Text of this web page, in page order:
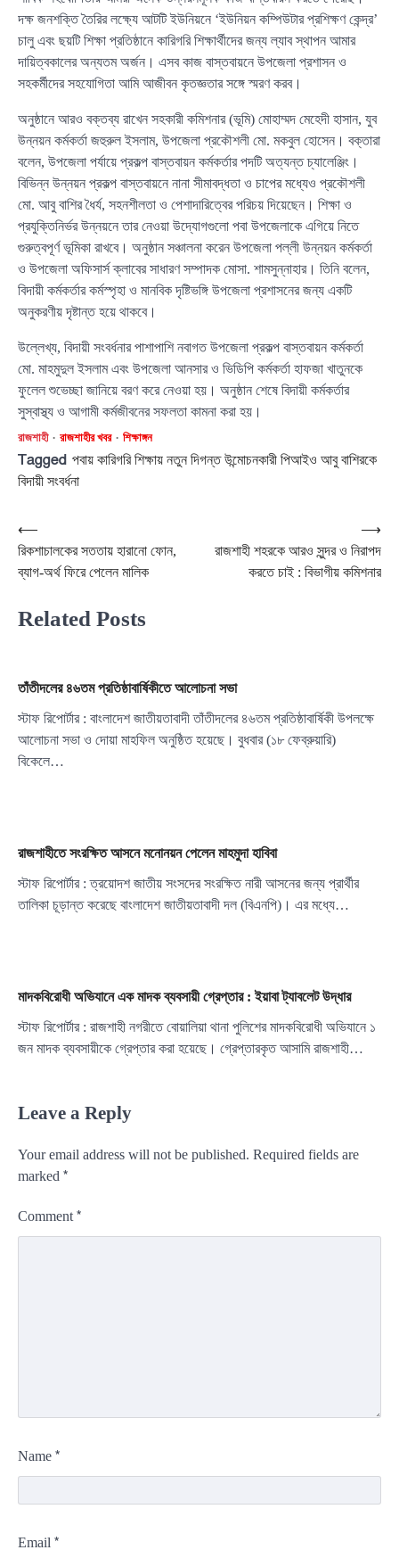
দক্ষ জনশক্তি তৈরির লক্ষ্যে আটটি ইউনিয়নে ‘ইউনিয়ন কম্পিউটার প্রশিক্ষণ কেন্দ্র’
চালু এবং ছয়টি শিক্ষা প্রতিষ্ঠানে কারিগরি শিক্ষার্থীদের জন্য ল্যাব স্থাপন আমার
দায়িত্বকালের অন্যতম অর্জন। এসব কাজ বাস্তবায়নে উপজেলা প্রশাসন ও
সহকর্মীদের সহযোগিতা আমি আজীবন কৃতজ্ঞতার সঙ্গে স্মরণ করব।
অনুষ্ঠানে আরও বক্তব্য রাখেন সহকারী কমিশনার (ভূমি) মোহাম্মদ মেহেদী হাসান, যুব
উন্নয়ন কর্মকর্তা জহুরুল ইসলাম, উপজেলা প্রকৌশলী মো. মকবুল হোসেন। বক্তারা
বলেন, উপজেলা পর্যায়ে প্রকল্প বাস্তবায়ন কর্মকর্তার পদটি অত্যন্ত চ্যালেঞ্জিং।
বিভিন্ন উন্নয়ন প্রকল্প বাস্তবায়নে নানা সীমাবদ্ধতা ও চাপের মধ্যেও প্রকৌশলী
মো. আবু বাশির ধৈর্য, সহনশীলতা ও পেশাদারিত্বের পরিচয় দিয়েছেন। শিক্ষা ও
প্রযুক্তিনির্ভর উন্নয়নে তার নেওয়া উদ্যোগগুলো পবা উপজেলাকে এগিয়ে নিতে
গুরুত্বপূর্ণ ভূমিকা রাখবে। অনুষ্ঠান সঞ্চালনা করেন উপজেলা পল্লী উন্নয়ন কর্মকর্তা
ও উপজেলা অফিসার্স ক্লাবের সাধারণ সম্পাদক মোসা. শামসুন্নাহার। তিনি বলেন,
বিদায়ী কর্মকর্তার কর্মস্পৃহা ও মানবিক দৃষ্টিভঙ্গি উপজেলা প্রশাসনের জন্য একটি
অনুকরণীয় দৃষ্টান্ত হয়ে থাকবে।
উল্লেখ্য, বিদায়ী সংবর্ধনার পাশাপাশি নবাগত উপজেলা প্রকল্প বাস্তবায়ন কর্মকর্তা
মো. মাহমুদুল ইসলাম এবং উপজেলা আনসার ও ভিডিপি কর্মকর্তা হাফজা খাতুনকে
ফুলেল শুভেচ্ছা জানিয়ে বরণ করে নেওয়া হয়। অনুষ্ঠান শেষে বিদায়ী কর্মকর্তার
সুস্বাস্থ্য ও আগামী কর্মজীবনের সফলতা কামনা করা হয়।
রাজশাহী রাজশাহীর খবর শিক্ষাঙ্গন
Tagged পবায় কারিগরি শিক্ষায় নতুন দিগন্ত উন্মোচনকারী পিআইও আবু বাশিরকে
বিদায়ী সংবর্ধনা
Post
navigation
⟵
রিকশাচালকের সততায় হারানো ফোন,
ব্যাগ-অর্থ ফিরে পেলেন মালিক
রাজশাহী শহরকে আরও সুন্দর ও নিরাপদ
করতে চাই : বিভাগীয় কমিশনার
⟶
Related Posts
তাঁতীদলের ৪৬তম প্রতিষ্ঠাবার্ষিকীতে আলোচনা সভা
স্টাফ রিপোর্টার : বাংলাদেশ জাতীয়তাবাদী তাঁতীদলের ৪৬তম প্রতিষ্ঠাবার্ষিকী উপলক্ষে
আলোচনা সভা ও দোয়া মাহফিল অনুষ্ঠিত হয়েছে। বুধবার (১৮ ফেব্রুয়ারি)
বিকেলে…
রাজশাহীতে সংরক্ষিত আসনে মনোনয়ন পেলেন মাহমুদা হাবিবা
স্টাফ রিপোর্টার : ত্রয়োদশ জাতীয় সংসদের সংরক্ষিত নারী আসনের জন্য প্রার্থীর
তালিকা চূড়ান্ত করেছে বাংলাদেশ জাতীয়তাবাদী দল (বিএনপি)। এর মধ্যে…
মাদকবিরোধী অভিযানে এক মাদক ব্যবসায়ী গ্রেপ্তার : ইয়াবা ট্যাবলেট উদ্ধার
স্টাফ রিপোর্টার : রাজশাহী নগরীতে বোয়ালিয়া থানা পুলিশের মাদকবিরোধী অভিযানে ১
জন মাদক ব্যবসায়ীকে গ্রেপ্তার করা হয়েছে। গ্রেপ্তারকৃত আসামি রাজশাহী…
Leave a Reply
Your email address will not be published. Required fields are
marked *
Comment *
Name *
Email *